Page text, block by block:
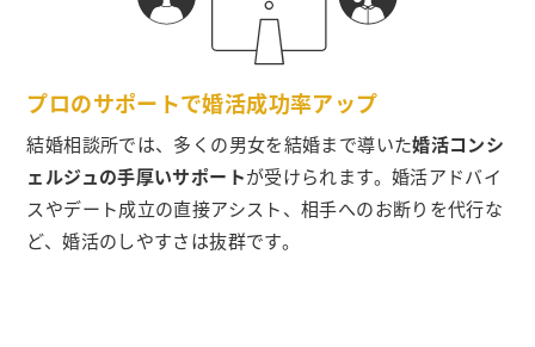
プロのサポートで婚活成功率アップ
結婚相談所では、多くの男女を結婚まで導いた婚活コンシ
ェルジュの手厚いサポートが受けられます。婚活アドバイ
スやデート成立の直接アシスト、相手へのお断りを代行な
ど、婚活のしやすさは抜群です。